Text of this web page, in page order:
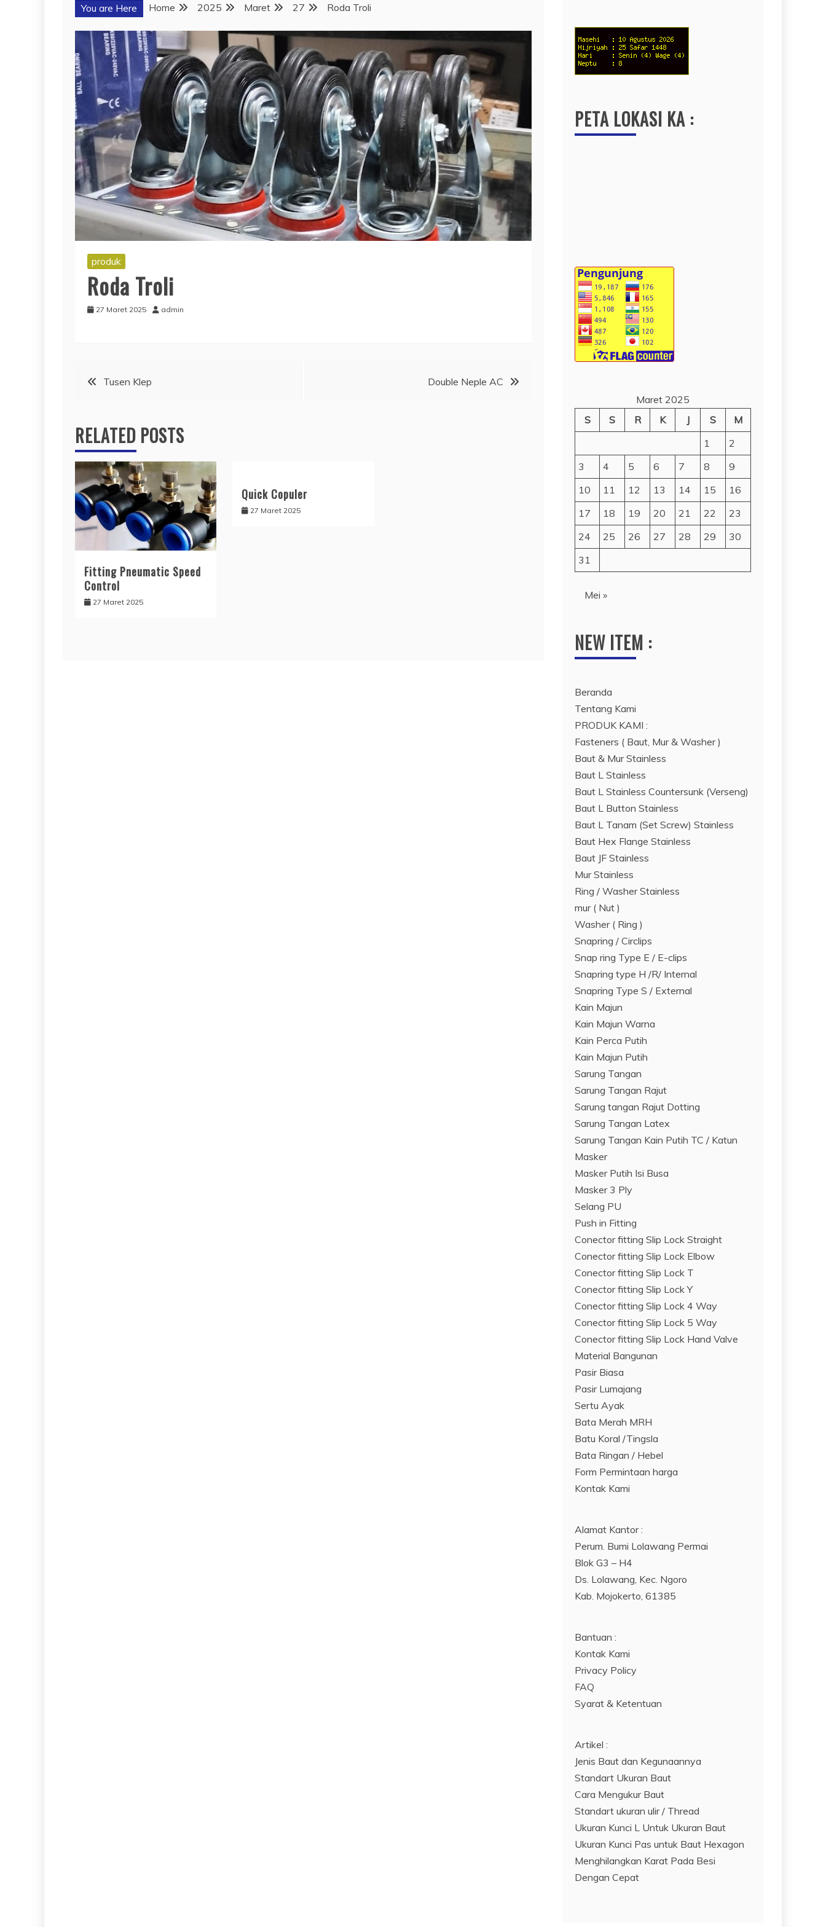
You are Here Home 2025 Maret 27 Roda Troli
produk
Roda Troli
27 Maret 2025 admin
Navigasi
Tusen Klep Double Neple AC
RELATED POSTS
Fitting Pneumatic Speed
Control
27 Maret 2025
Quick Copuler
27 Maret 2025
PETA LOKASI KA :
Maret 2025
S
S R K J S
M
1
2
3
4 5 6 7 8
9
10
11 12 13 14 15
16
17
18 19 20 21 22
23
24
25 26 27 28 29
30
31
Mei »
NEW ITEM :
Beranda
Tentang Kami
PRODUK KAMI :
Fasteners ( Baut, Mur & Washer )
Baut & Mur Stainless
Baut L Stainless
Baut L Stainless Countersunk (Verseng)
Baut L Button Stainless
Baut L Tanam (Set Screw) Stainless
Baut Hex Flange Stainless
Baut JF Stainless
Mur Stainless
Ring / Washer Stainless
mur ( Nut )
Washer ( Ring )
Snapring / Circlips
Snap ring Type E / E-clips
Snapring type H /R/ Internal
Snapring Type S / External
Kain Majun
Kain Majun Warna
Kain Perca Putih
Kain Majun Putih
Sarung Tangan
Sarung Tangan Rajut
Sarung tangan Rajut Dotting
Sarung Tangan Latex
Sarung Tangan Kain Putih TC / Katun
Masker
Masker Putih Isi Busa
Masker 3 Ply
Selang PU
Push in Fitting
Conector fitting Slip Lock Straight
Conector fitting Slip Lock Elbow
Conector fitting Slip Lock T
Conector fitting Slip Lock Y
Conector fitting Slip Lock 4 Way
Conector fitting Slip Lock 5 Way
Conector fitting Slip Lock Hand Valve
Material Bangunan
Pasir Biasa
Pasir Lumajang
Sertu Ayak
Bata Merah MRH
Batu Koral /Tingsla
Bata Ringan / Hebel
Form Permintaan harga
Kontak Kami
Alamat Kantor :
Perum. Bumi Lolawang Permai
Blok G3 – H4
Ds. Lolawang, Kec. Ngoro
Kab. Mojokerto, 61385
Bantuan :
Kontak Kami
Privacy Policy
FAQ
Syarat & Ketentuan
Artikel :
Jenis Baut dan Kegunaannya
Standart Ukuran Baut
Cara Mengukur Baut
Standart ukuran ulir / Thread
Ukuran Kunci L Untuk Ukuran Baut
Ukuran Kunci Pas untuk Baut Hexagon
Menghilangkan Karat Pada Besi
Dengan Cepat